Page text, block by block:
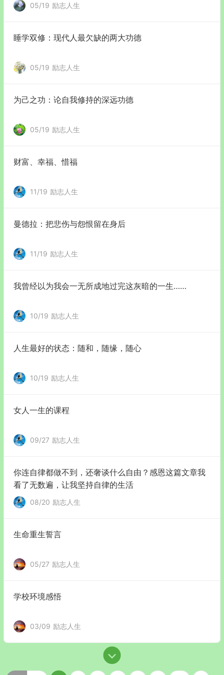
05/19 励志人生
睡学双修：现代人最欠缺的两大功德
05/19 励志人生
为己之功：论自我修持的深远功德
05/19 励志人生
财富、幸福、惜福
11/19 励志人生
曼德拉：把悲伤与怨恨留在身后
11/19 励志人生
我曾经以为我会一无所成地过完这灰暗的一生……
10/19 励志人生
人生最好的状态：随和，随缘，随心
10/19 励志人生
女人一生的课程
09/27 励志人生
你连自律都做不到，还奢谈什么自由？感恩这篇文章我
看了无数遍，让我坚持自律的生活
08/20 励志人生
生命重生誓言
05/27 励志人生
学校环境感悟
03/09 励志人生